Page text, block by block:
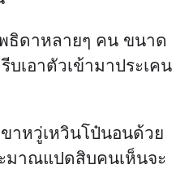
ธิดาหลายๆ คน ขนาด
บเอาตัวเข้ามาประเคน
าหวู่เหวินโป๋นอนด้วย
มาณแปดสิบคนเห็นจะ